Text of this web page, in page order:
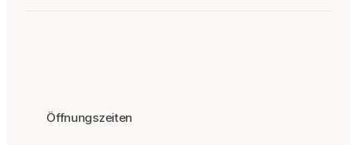
Öffnungszeiten